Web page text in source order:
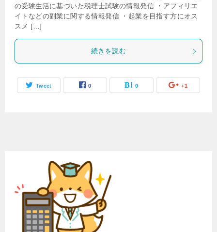
の受験生活に基づいた税理士試験の情報発信 ・アフィリエ
イトなどの副業に関する情報発信 ・起業を目指す方にオス
スメ […]
続きを読む
Tweet 0 0 +1